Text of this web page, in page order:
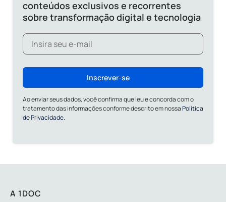
conteúdos exclusivos e recorrentes
sobre transformação digital e tecnologia
Inscrever-se
Ao enviar seus dados, você confirma que leu e concorda com o
tratamento das informações conforme descrito em nossaPolítica
de Privacidade.
A 1DOC